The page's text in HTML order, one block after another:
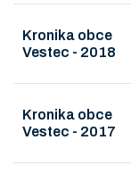
Kronika obce
Vestec - 2018
Kronika obce
Vestec - 2017